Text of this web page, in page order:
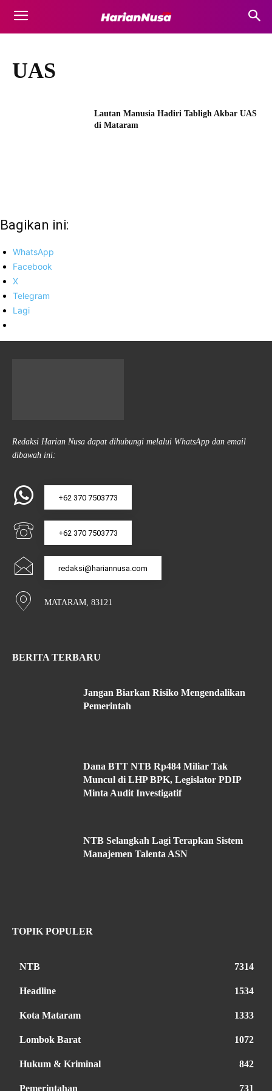
UAS
Lautan Manusia Hadiri Tabligh Akbar UAS
di Mataram
Bagikan ini:
WhatsApp
Facebook
X
Telegram
Lagi
Redaksi Harian Nusa dapat dihubungi melalui WhatsApp dan email
dibawah ini:
+62 370 7503773
+62 370 7503773
redaksi@hariannusa.com
MATARAM, 83121
BERITA TERBARU
Jangan Biarkan Risiko Mengendalikan
Pemerintah
Dana BTT NTB Rp484 Miliar Tak
Muncul di LHP BPK, Legislator PDIP
Minta Audit Investigatif
NTB Selangkah Lagi Terapkan Sistem
Manajemen Talenta ASN
TOPIK POPULER
NTB 7314
Headline 1534
Kota Mataram 1333
Lombok Barat 1072
Hukum & Kriminal 842
Pemerintahan 731